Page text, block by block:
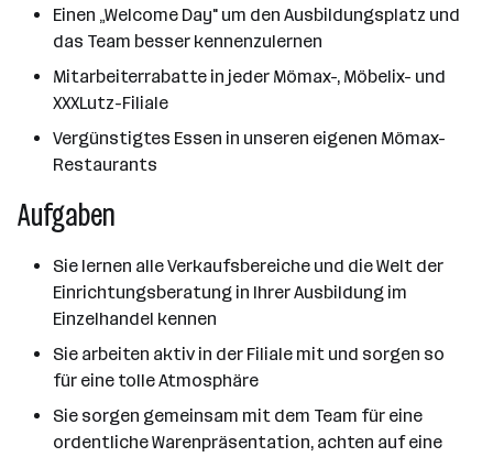
Einen „Welcome Day" um den Ausbildungsplatz und
das Team besser kennenzulernen
Mitarbeiterrabatte in jeder Mömax-, Möbelix- und
XXXLutz-Filiale
Vergünstigtes Essen in unseren eigenen Mömax-
Restaurants
Aufgaben
Sie lernen alle Verkaufsbereiche und die Welt der
Einrichtungsberatung in Ihrer Ausbildung im
Einzelhandel kennen
Sie arbeiten aktiv in der Filiale mit und sorgen so
für eine tolle Atmosphäre
Sie sorgen gemeinsam mit dem Team für eine
ordentliche Warenpräsentation, achten auf eine